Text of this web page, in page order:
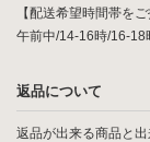
【配送希望時間帯を
午前中/14-16時/16-
返品について
返品が出来る商品と出